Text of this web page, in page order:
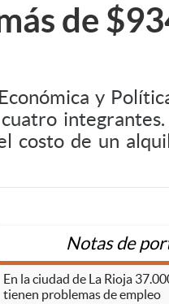
de
y
integrantes.
costo de un
Notas de
En la ciudad de La Rioja
tienen problemas de empleo